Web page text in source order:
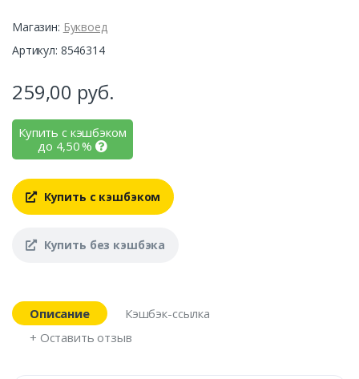
Магазин: Буквоед
Артикул: 8546314
259,00 руб.
Купить с кэшбэком
до 4,50%
Купить с кэшбэком
Купить без кэшбэка
Описание
Кэшбэк-ссылка
+ Оставить отзыв